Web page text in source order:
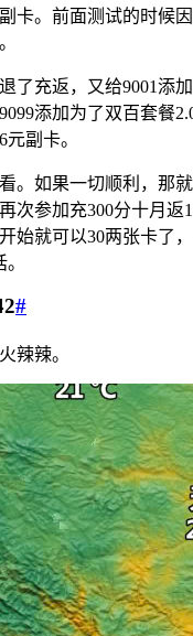
卡。前面测试的时候
了充返，又给9001添
添加为了双百套餐
副卡。
。如果一切顺利，那
次参加充300分十月返
始就可以30两张卡了
#
辣辣。